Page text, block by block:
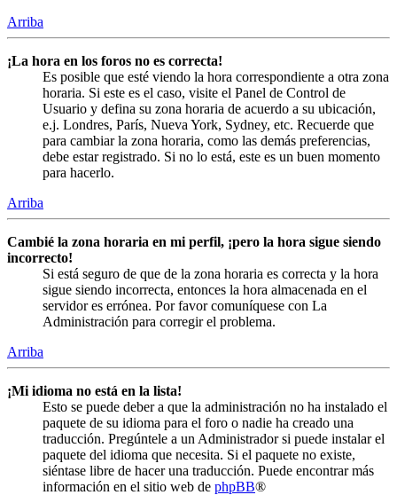
Arriba
¡La hora en los foros no es correcta!
Es posible que esté viendo la hora correspondiente a otra zona
horaria. Si este es el caso, visite el Panel de Control de
Usuario y defina su zona horaria de acuerdo a su ubicación,
e.j. Londres, París, Nueva York, Sydney, etc. Recuerde que
para cambiar la zona horaria, como las demás preferencias,
debe estar registrado. Si no lo está, este es un buen momento
para hacerlo.
Arriba
Cambié la zona horaria en mi perfil, ¡pero la hora sigue siendo
incorrecto!
Si está seguro de que de la zona horaria es correcta y la hora
sigue siendo incorrecta, entonces la hora almacenada en el
servidor es errónea. Por favor comuníquese con La
Administración para corregir el problema.
Arriba
¡Mi idioma no está en la lista!
Esto se puede deber a que la administración no ha instalado el
paquete de su idioma para el foro o nadie ha creado una
traducción. Pregúntele a un Administrador si puede instalar el
paquete del idioma que necesita. Si el paquete no existe,
siéntase libre de hacer una traducción. Puede encontrar más
información en el sitio web de phpBB®